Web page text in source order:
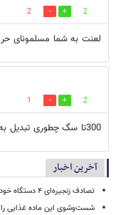
2
2
لعنت به شما مسلمونای
2
1
300تا سگ چطوری تبدیل به لاشه شدند؟ با گلوله؟
آخرین اخبار
تصادف زنجیره‌ای ۴ دستگاه خودرو مرگبار شد
شست‌وشوی این ماده غذایی